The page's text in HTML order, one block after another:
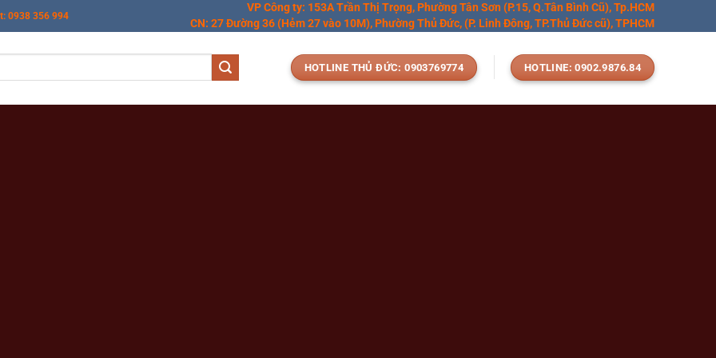
0938 356 994
VP Công ty: 153A Trần Thị Trọng, Phường Tân Sơn (P.15, Q.Tân Bình Cũ), Tp.HCM
CN: 27 Đường 36 (Hẻm 27 vào 10M), Phường Thủ Đức, (P. Linh Đông, TP.Thủ Đức cũ), TPHCM
HOTLINE THỦ ĐỨC: 0903769774 HOTLINE: 0902.9876.84